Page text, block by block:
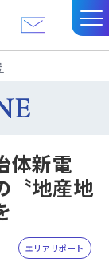
体新電
〝地産地
エリアリポート